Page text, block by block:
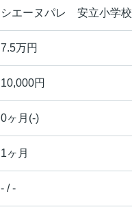
シエーヌパレ 安立小学校
7.5万円
10,000円
0ヶ月(-)
1ヶ月
- / -